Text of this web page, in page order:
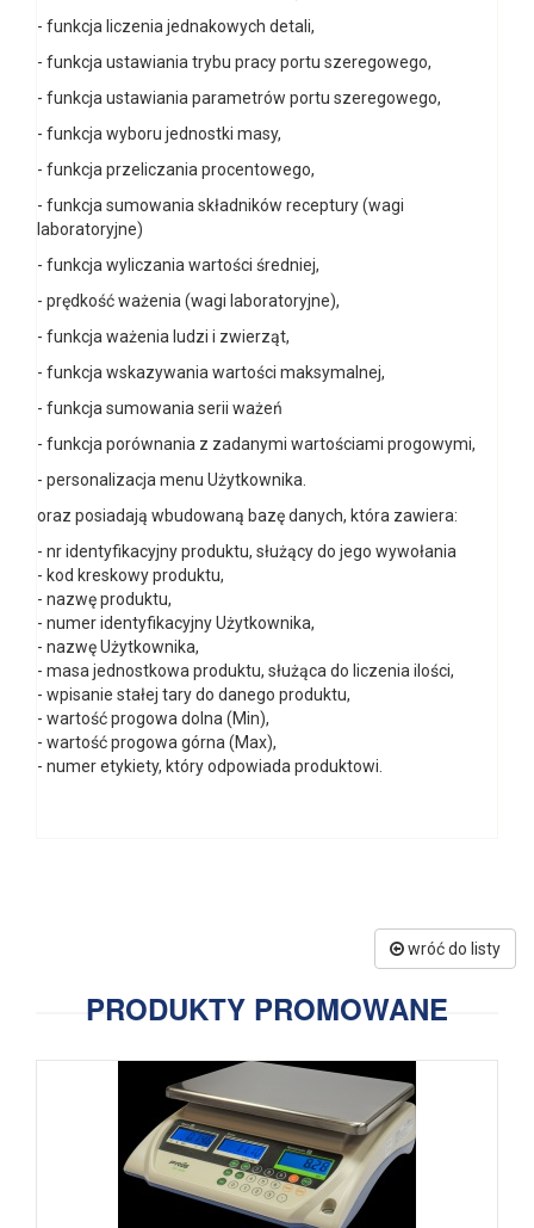
- funkcja liczenia jednakowych detali,
- funkcja ustawiania trybu pracy portu szeregowego,
- funkcja ustawiania parametrów portu szeregowego,
- funkcja wyboru jednostki masy,
- funkcja przeliczania procentowego,
- funkcja sumowania składników receptury (wagi
laboratoryjne)
- funkcja wyliczania wartości średniej,
- prędkość ważenia (wagi laboratoryjne),
- funkcja ważenia ludzi i zwierząt,
- funkcja wskazywania wartości maksymalnej,
- funkcja sumowania serii ważeń
- funkcja porównania z zadanymi wartościami progowymi,
- personalizacja menu Użytkownika.
oraz posiadają wbudowaną bazę danych, która zawiera:
- nr identyfikacyjny produktu, służący do jego wywołania
- kod kreskowy produktu,
- nazwę produktu,
- numer identyfikacyjny Użytkownika,
- nazwę Użytkownika,
- masa jednostkowa produktu, służąca do liczenia ilości,
- wpisanie stałej tary do danego produktu,
- wartość progowa dolna (Min),
- wartość progowa górna (Max),
- numer etykiety, który odpowiada produktowi.
wróć do listy
PRODUKTY PROMOWANE